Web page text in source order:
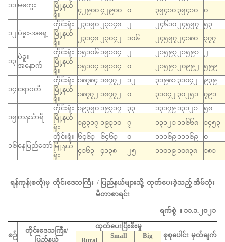
၁၁ မကွေး
မြို့နယ်
ရုံး
၄၂၉၀၀ ၄၂၉၀၀ ၀ ၃၅၄၁၀ ၃၅၄၁၀ ၀
၁၂ ပဲခူး-အရှေ့
တိုင်းရုံး ၂၃၁၅၀ ၂၃၁၄၈ ၂ ၂၄၆၁၀ ၂၄၅၅၇
၅၃
မြို့နယ်
ရုံး
၂၃၁၄၈ ၂၃၀၄၂ ၁၀၆ ၂၄၅၅၇ ၂၄၁၈၀ ၃၇၇
၁၃
ပဲခူး-
အနောက်
တိုင်းရုံး ၁၅၁၀၆ ၁၅၁၀၄ ၂ ၂၁၅၉၃ ၂၁၅၉၁
၂
မြို့နယ်
ရုံး
၁၅၁၀၄ ၁၅၁၀၄ ၀ ၂၁၅၉၁ ၂၀၉၉၂ ၅၉၉
၁၄ ဧရာဝတီ
တိုင်းရုံး ၁၈၇၈၄ ၁၈၇၇၂ ၁၂ ၃၁၉၈၁ ၃၁၀၄၂
၉၃၉
မြို့နယ်
ရုံး
၁၈၇၇၂ ၁၈၇၇၂ ၀ ၃၁၀၄၂ ၃၀၂၅၁ ၇၉၁
၁၅ တနင်္သာရီ
တိုင်းရုံး ၁၉၃၅၀ ၁၉၃၁၇ ၃၃ ၁၃၁၇၉ ၁၃၁၂၁
၅၈
မြို့နယ်
ရုံး
၁၉၃၁၇ ၁၉၃၁၀ ၇ ၁၃၁၂၁ ၁၁၆၆၈ ၁၄၅၃
၁၆နေပြည်တော်
တိုင်းရုံး ၆၄၆၃ ၆၄၆၃ ၀ ၁၁၁၆၉ ၁၁၁၆၉
၀
မြို့နယ်
ရုံး
၄၁၆၃ ၄၁၃၈ ၂၅ ၁၁၀၁၉ ၁၀၈၃၈ ၁၈၁
ရန်ကုန်(စတို)မှ တိုင်းဒေသကြီး / ပြည်နယ်များသို့ ထုတ်ပေးခဲ့သည့် အိမ်သုံး
မီတာစာရင်း
ရက်စွဲ ။ ၁၁.၁.၂၀၂၁
စဉ်
တိုင်းဒေသကြီး/
ပြည်နယ်
ထုတ်ပေးပြီးစီးမှု
စုစုပေါင်း မှတ်ချက်
Rural
Small
Big